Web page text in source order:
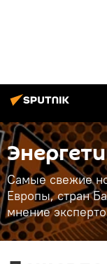
Самые свежие
Европы, стран
мнение